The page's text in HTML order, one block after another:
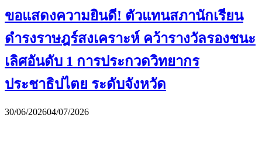
ขอแสดงความยินดี! ตัวแทนสภานักเรียน
ดำรงราษฎร์สงเคราะห์ คว้ารางวัลรองชนะ
เลิศอันดับ 1 การประกวดวิทยากร
ประชาธิปไตย ระดับจังหวัด
30/06/202604/07/2026